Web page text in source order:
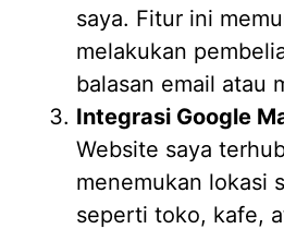
saya. Fitur ini
melakukan
balasan email atau
Integrasi Google
Website saya
menemukan lokasi
seperti toko, kafe,